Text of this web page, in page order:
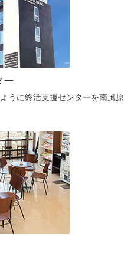
ー
うに終活支援センターを南風原